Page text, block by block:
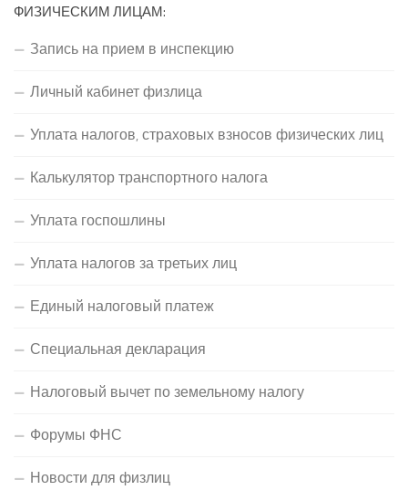
ФИЗИЧЕСКИМ ЛИЦАМ:
Запись на прием в инспекцию
Личный кабинет физлица
Уплата налогов, страховых взносов физических лиц
Калькулятор транспортного налога
Уплата госпошлины
Уплата налогов за третьих лиц
Единый налоговый платеж
Специальная декларация
Налоговый вычет по земельному налогу
Форумы ФНС
Новости для физлиц